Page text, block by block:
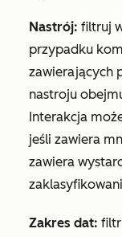
Nastrój: filtruj
przypadku
zawierających
nastroju
Interakcja
jeśli zawiera
zawiera
Zakres dat: